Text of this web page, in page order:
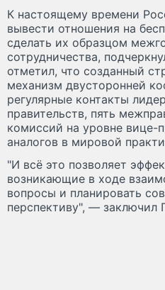
К настоящему времени
вывести отношения на
сделать их образцом
сотрудничества,
отметил, что созданный
механизм двусторонней
регулярные контакты
правительств, пять
комиссий на уровне
аналогов в мировой
"И всё это позволяет
возникающие в ходе
вопросы и планировать
перспективу", — заключил